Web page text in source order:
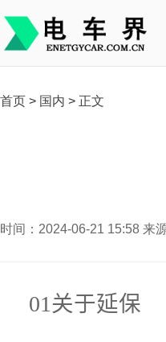
首页 > 国内 > 正文
时间：2024-06-21 15:58 来
01 关于延保